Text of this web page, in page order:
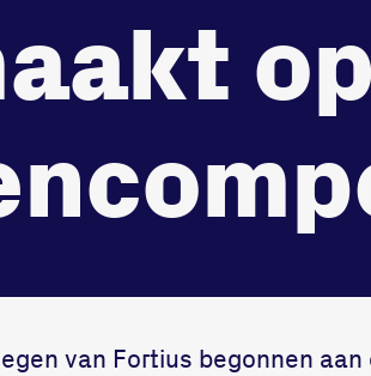
3312 GH
Bekijk locatie
van Fortius begonnen aan